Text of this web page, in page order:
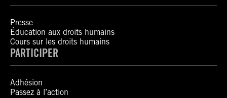
Presse
Éducation aux droits humains
Cours sur les droits humains
PARTICIPER
Adhésion
Passez à l’action